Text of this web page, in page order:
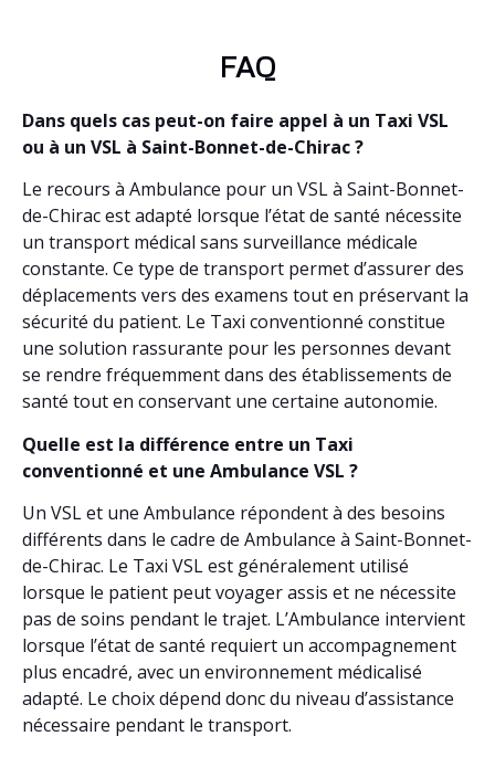
FAQ
Dans quels cas peut-on faire appel à un Taxi VSL
ou à un VSL à Saint-Bonnet-de-Chirac ?
Le recours à Ambulance pour un VSL à Saint-Bonnet-
de-Chirac est adapté lorsque l’état de santé nécessite
un transport médical sans surveillance médicale
constante. Ce type de transport permet d’assurer des
déplacements vers des examens tout en préservant la
sécurité du patient. Le Taxi conventionné constitue
une solution rassurante pour les personnes devant
se rendre fréquemment dans des établissements de
santé tout en conservant une certaine autonomie.
Quelle est la différence entre un Taxi
conventionné et une Ambulance VSL ?
Un VSL et une Ambulance répondent à des besoins
différents dans le cadre de Ambulance à Saint-Bonnet-
de-Chirac. Le Taxi VSL est généralement utilisé
lorsque le patient peut voyager assis et ne nécessite
pas de soins pendant le trajet. L’Ambulance intervient
lorsque l’état de santé requiert un accompagnement
plus encadré, avec un environnement médicalisé
adapté. Le choix dépend donc du niveau d’assistance
nécessaire pendant le transport.